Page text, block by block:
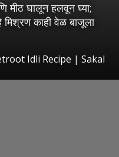
मीठ घालून हलवून घ्या;
काही वेळ बाजूला
Idli Recipe | Sakal